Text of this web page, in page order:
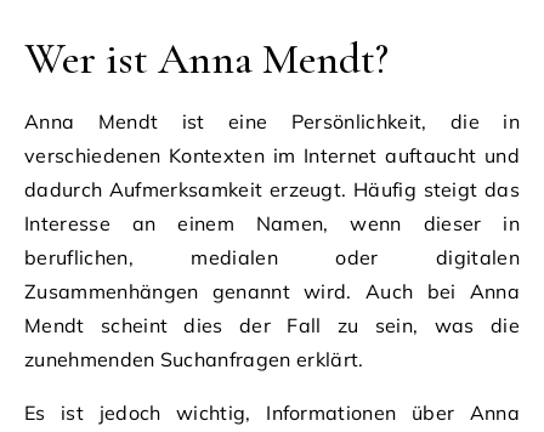
Wer ist Anna Mendt?
Anna Mendt ist eine Persönlichkeit, die in
verschiedenen Kontexten im Internet auftaucht und
dadurch Aufmerksamkeit erzeugt. Häufig steigt das
Interesse an einem Namen, wenn dieser in
beruflichen, medialen oder digitalen
Zusammenhängen genannt wird. Auch bei Anna
Mendt scheint dies der Fall zu sein, was die
zunehmenden Suchanfragen erklärt.
Es ist jedoch wichtig, Informationen über Anna